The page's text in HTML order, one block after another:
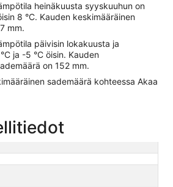
heinäkuusta syyskuuhun on
8 °C. Kauden keskimääräinen
mm.
päivisin lokakuusta ja
ja -5 °C öisin. Kauden
on 152 mm.
sademäärä kohteessa Akaa